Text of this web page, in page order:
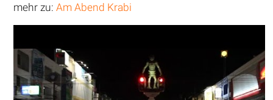
mehr zu:Am Abend Krabi